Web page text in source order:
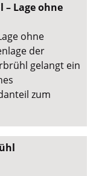
Lage ohne
ohne
der
gelangt ein
zum